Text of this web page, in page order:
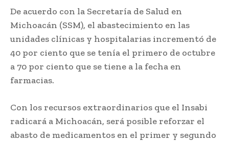
De acuerdo con la Secretaría de Salud en
Michoacán (SSM), el abastecimiento en las
unidades clínicas y hospitalarias incrementó de
40 por ciento que se tenía el primero de octubre
a 70 por ciento que se tiene a la fecha en
farmacias.
Con los recursos extraordinarios que el Insabi
radicará a Michoacán, será posible reforzar el
abasto de medicamentos en el primer y segundo